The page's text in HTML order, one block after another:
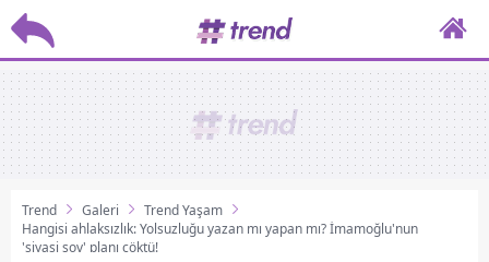
Trend Galeri
Trend Yaşam
Hangisi ahlaksızlık: Yolsuzluğu yazan mı yapan mı? İmamoğlu'nun
'siyasi şov' planı çöktü!